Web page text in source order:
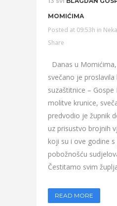
MOMIĆIMA
Posted at 09:53h in
Share
Danas u
svečano je
suzaštitnice –
molitve krunice,
predvodio je župnik
uz prisustvo brojnih
koji su i ove godine
pobožnošću
Čestitamo svim
READ MORE